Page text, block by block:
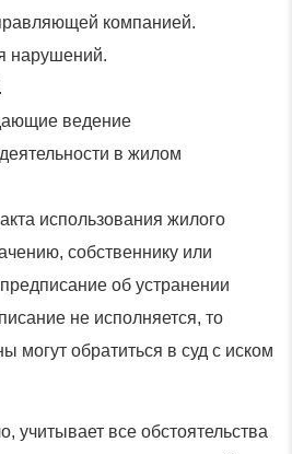
компанией.
нарушений.
ведение
в жилом
использования жилого
собственнику или
об устранении
не исполняется, то
могут обратиться в суд с иском
учитывает все обстоятельства